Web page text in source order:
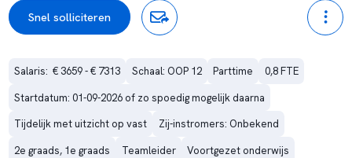
Snel solliciteren
Salaris:  € 3659 - € 7313 Schaal: OOP 12 Parttime
0,8 FTE
Startdatum: 01-09-2026 of zo spoedig mogelijk daarna
Tijdelijk met uitzicht op vast
Zij-instromers: Onbekend
2e graads, 1e graads
Teamleider
Voortgezet onderwijs